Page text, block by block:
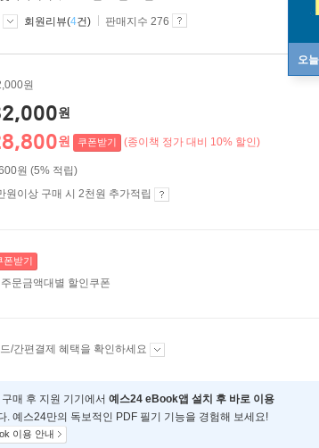
오
회원리뷰(4건) 판매지수 276
원
원
원 쿠폰받기 (종이책 정가 대비 10% 할인)
원 (5% 적립)
원이상 구매 시 2천원 추가적립
폰받기
주문금액대별 할인쿠폰
/간편결제 혜택을 확인하세요
매 후 지원 기기에서 예스24 eBook앱 설치 후 바로 이용
. 예스24만의 독보적인 PDF 필기 기능을 경험해 보세요!
이용 안내